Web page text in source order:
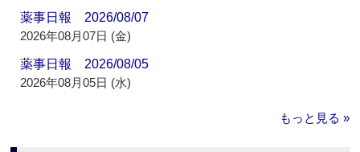
薬事日報 2026/08/07
2026年08月07日 (金)
薬事日報 2026/08/05
2026年08月05日 (水)
もっと見る »